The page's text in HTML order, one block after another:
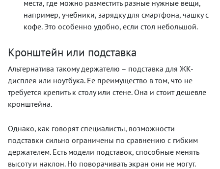
места, где можно разместить разные нужные вещи,
например, учебники, зарядку для смартфона, чашку с
кофе. Это особенно удобно, если стол небольшой.
Кронштейн или подставка
Альтернатива такому держателю – подставка для ЖК-
дисплея или ноутбука. Ее преимущество в том, что не
требуется крепить к столу или стене. Она и стоит дешевле
кронштейна.
Однако, как говорят специалисты, возможности
подставки сильно ограничены по сравнению с гибким
держателем. Есть модели подставок, способные менять
высоту и наклон. Но поворачивать экран они не могут.